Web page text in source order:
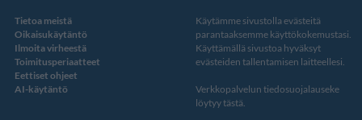
Tietoa meistä
Oikaisukäytäntö
Ilmoita virheestä
Toimitusperiaatteet
Eettiset ohjeet
AI-käytäntö
Käytämme sivustolla evästeitä
parantaaksemme käyttökokemustasi.
Käyttämällä sivustoa hyväksyt
evästeiden tallentamisen laitteellesi.
Verkkopalvelun tiedosuojalauseke
löytyy tästä.